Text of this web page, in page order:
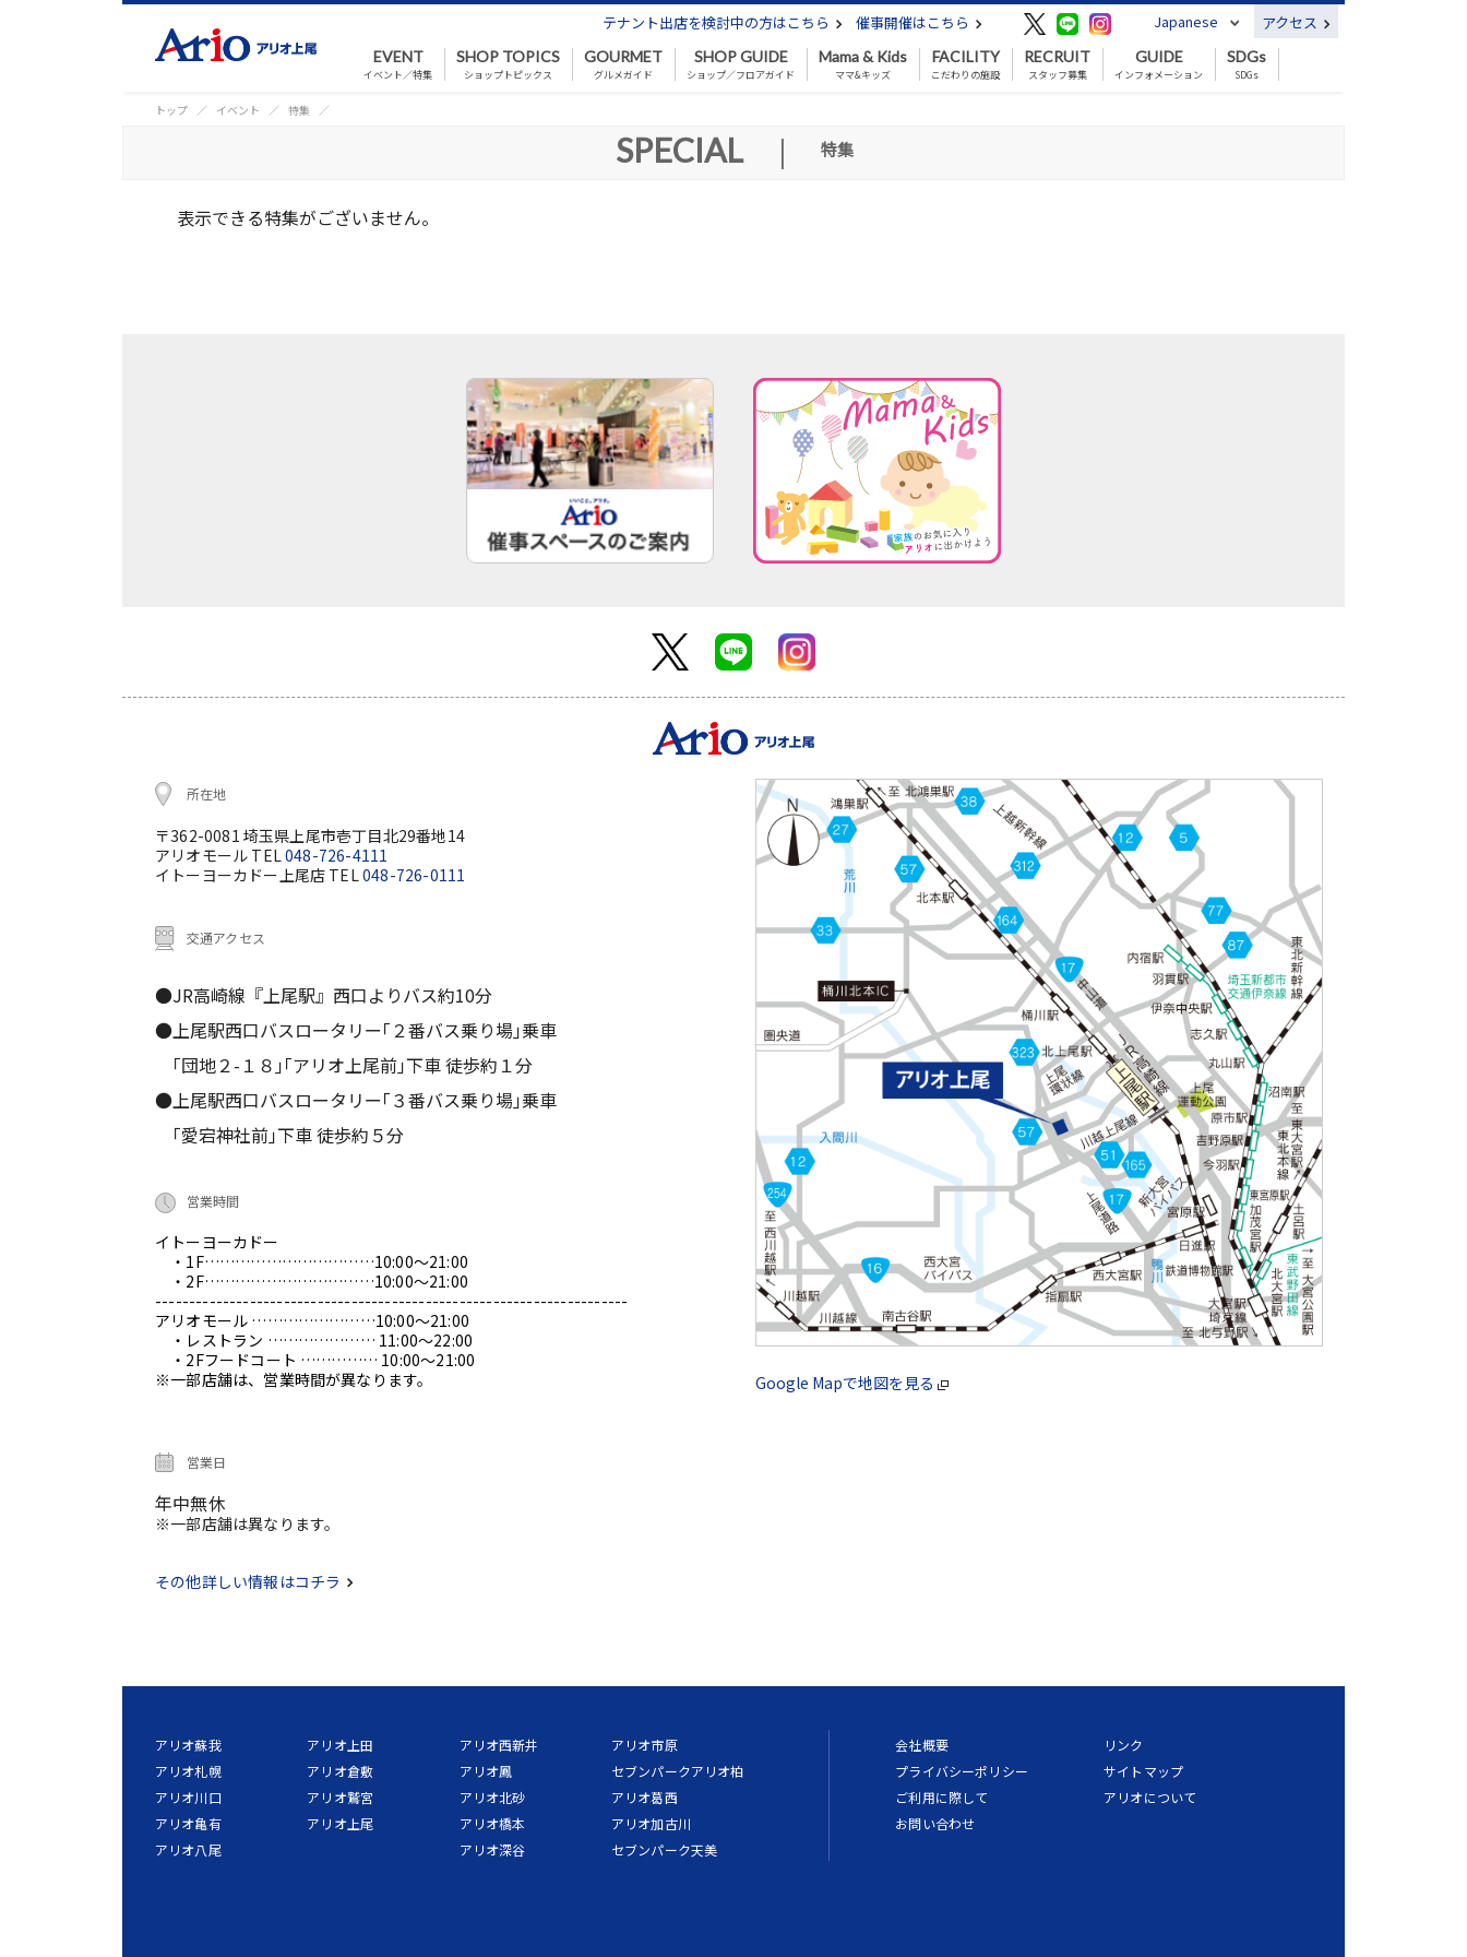
テナント出店を検討中の方はこちら 催事開催はこちら Japanese アクセス
EVENT
イベント／特集
SHOP TOPICS
ショップトピックス
GOURMET
グルメガイド
SHOP GUIDE
ショップ／フロアガイド
Mama & Kids
ママ&キッズ
FACILITY
こだわりの施設
RECRUIT
スタッフ募集
GUIDE
インフォメーション
SDGs
SDGs
トップ イベント 特集
SPECIAL | 特集
表示できる特集がございません。
所在地
〒362-0081 埼玉県上尾市壱丁目北29番地14
アリオモール TEL048-726-4111
イトーヨーカドー上尾店 TEL048-726-0111
交通アクセス
●JR高崎線『上尾駅』西口よりバス約10分
●上尾駅西口バスロータリー｢２番バス乗り場｣乗車
｢団地２-１８｣｢アリオ上尾前｣下車 徒歩約１分
●上尾駅西口バスロータリー｢３番バス乗り場｣乗車
｢愛宕神社前｣下車 徒歩約５分
営業時間
イトーヨーカドー
・1F……………………………10:00～21:00
・2F……………………………10:00～21:00
----------------------------------------------------------------------
アリオモール ……………………10:00～21:00
・レストラン ………………… 11:00～22:00
・2Fフードコート …………… 10:00～21:00
※一部店舗は、営業時間が異なります。
営業日
年中無休
※一部店舗は異なります。
その他詳しい情報はコチラ
Google Mapで地図を見る
アリオ蘇我
アリオ札幌
アリオ川口
アリオ亀有
アリオ八尾
アリオ上田
アリオ倉敷
アリオ鷲宮
アリオ上尾
アリオ西新井
アリオ鳳
アリオ北砂
アリオ橋本
アリオ深谷
アリオ市原
セブンパークアリオ柏
アリオ葛西
アリオ加古川
セブンパーク天美
会社概要
プライバシーポリシー
ご利用に際して
お問い合わせ
リンク
サイトマップ
アリオについて